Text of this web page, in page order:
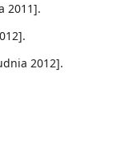
2011].
2012].